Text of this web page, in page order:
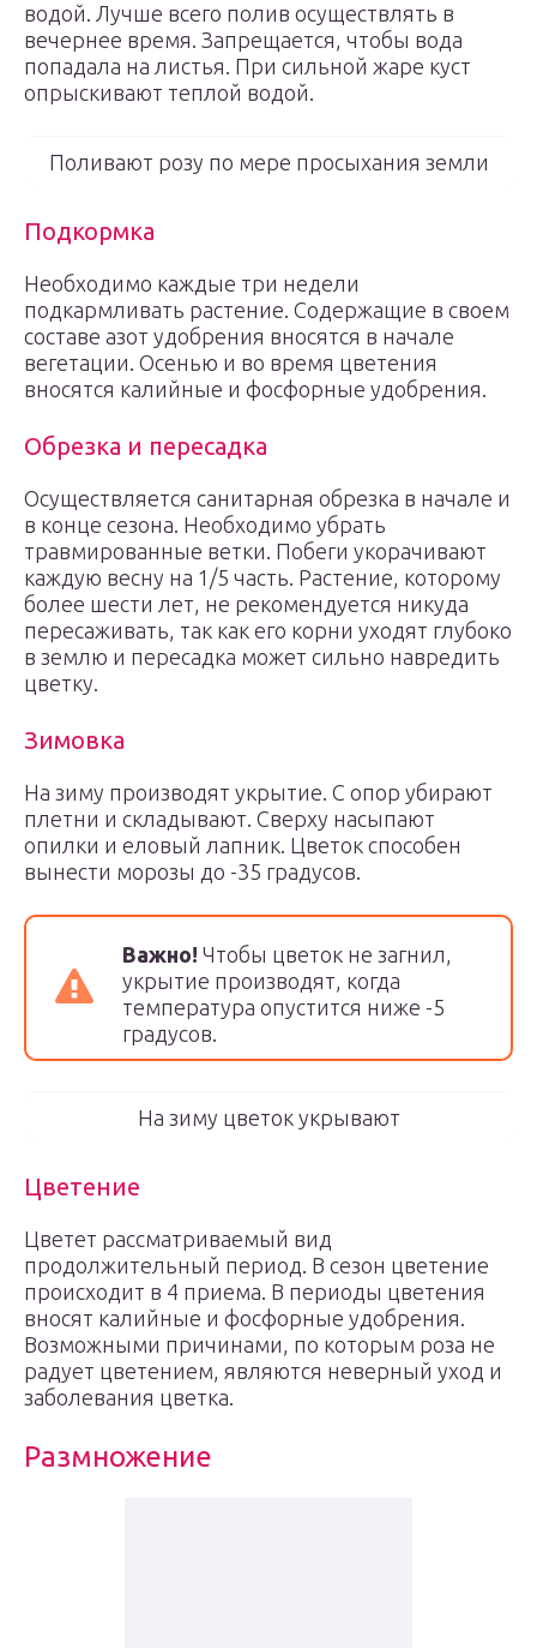
водой. Лучше всего полив осуществлять в
вечернее время. Запрещается, чтобы вода
попадала на листья. При сильной жаре куст
опрыскивают теплой водой.
Поливают розу по мере просыхания земли
Подкормка
Необходимо каждые три недели
подкармливать растение. Содержащие в своем
составе азот удобрения вносятся в начале
вегетации. Осенью и во время цветения
вносятся калийные и фосфорные удобрения.
Обрезка и пересадка
Осуществляется санитарная обрезка в начале и
в конце сезона. Необходимо убрать
травмированные ветки. Побеги укорачивают
каждую весну на 1/5 часть. Растение, которому
более шести лет, не рекомендуется никуда
пересаживать, так как его корни уходят глубоко
в землю и пересадка может сильно навредить
цветку.
Зимовка
На зиму производят укрытие. С опор убирают
плетни и складывают. Сверху насыпают
опилки и еловый лапник. Цветок способен
вынести морозы до -35 градусов.
Важно! Чтобы цветок не загнил,
укрытие производят, когда
температура опустится ниже -5
градусов.
На зиму цветок укрывают
Цветение
Цветет рассматриваемый вид
продолжительный период. В сезон цветение
происходит в 4 приема. В периоды цветения
вносят калийные и фосфорные удобрения.
Возможными причинами, по которым роза не
радует цветением, являются неверный уход и
заболевания цветка.
Размножение